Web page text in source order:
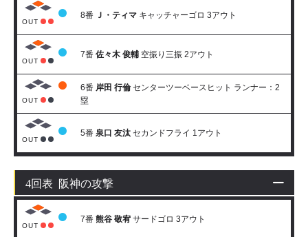
OUT
8番 Ｊ・ティマ キャッチャーゴロ 3アウト
OUT
7番 佐々木 俊輔 空振り三振 2アウト
OUT
6番 岸田 行倫 センターツーベースヒット ランナー：2
塁
OUT
5番 泉口 友汰 セカンドフライ 1アウト
4回表 阪神の攻撃
OUT
7番 熊谷 敬宥 サードゴロ 3アウト